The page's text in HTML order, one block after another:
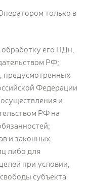
только в
его ПДн,
РФ;
предусмотренных
Федерации
и
РФ на
и законных
либо для
при условии,
субъекта